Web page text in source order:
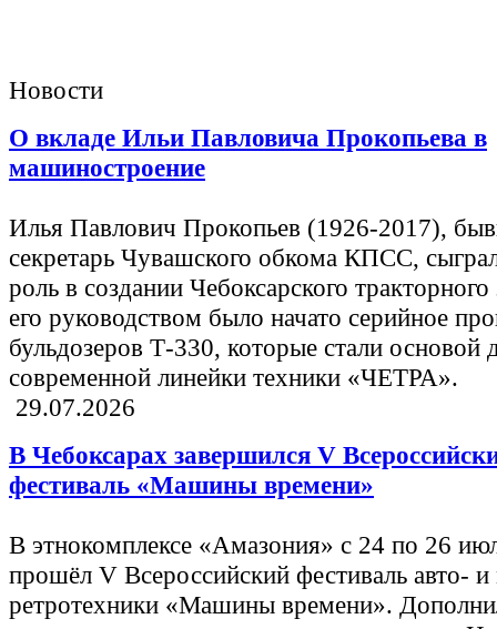
Новости
О вкладе Ильи Павловича Прокопьева в
машиностроение
Илья Павлович Прокопьев (1926-2017),
секретарь Чувашского обкома КПСС,
роль в создании Чебоксарского
его руководством было начато серийное
бульдозеров Т-330, которые стали основой
современной линейки техники «ЧЕТРА».
29.07.2026
В Чебоксарах завершился V
фестиваль «Машины времени»
В этнокомплексе «Амазония» с 24 по 26
прошёл V Всероссийский фестиваль авто-
ретротехники «Машины времени».